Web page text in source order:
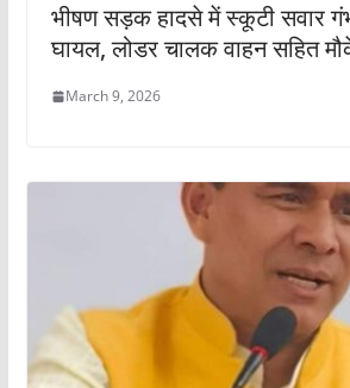
भीषण सड़क हादसे में स्कूटी सवार
घायल, लोडर चालक वाहन सहित
March 9, 2026